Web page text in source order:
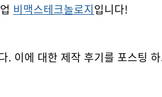
비맥스테크놀로지입니다!
. 이에 대한 제작 후기를 포스팅